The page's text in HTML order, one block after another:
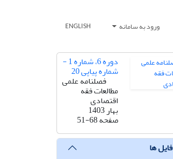
ورود به سامانه ENGLISH
دوره 6، شماره 1 -
شماره پیاپی 20
فصلنامه علمی
مطالعات فقه
اقتصادی
بهار 1403
صفحه51-68
فایل ها